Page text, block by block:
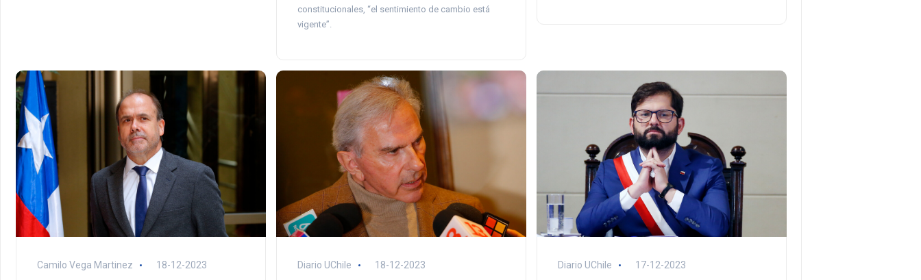
constitucionales, “el sentimiento de cambio está
vigente”.
Camilo Vega Martinez 18-12-2023 Diario UChile 18-12-2023 Diario UChile 17-12-2023